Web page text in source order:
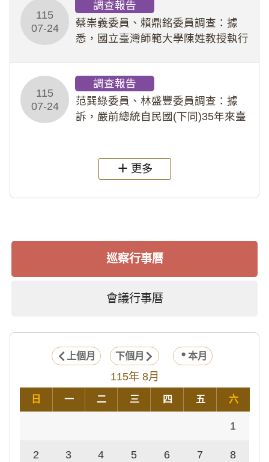
行拍攝特定樣態性影像並以手機傳送
劉師。該生因畏懼成
115
07-24
調查報告
蔡崇義委員、賴鼎銘委員調查：據
悉，國立臺灣師範大學陳姓教授執行
術倫理等情案調查報告。(115教調
31)
115
07-24
調查報告
范巽綠委員、林盛豐委員調查：據
訴，嚴前總統自民國(下同)35年來臺
過世後，總統府於89年間函請其家屬
繼續留住
更多
巡察行事曆
會議行事曆
上個月 下個月 本月
115年 8月
日 一 二 三 四 五 六
1
2 3 4 5 6 7 8